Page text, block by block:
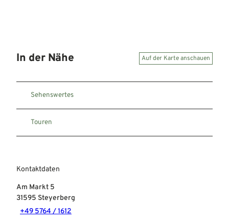
In der Nähe Auf der Karte anschauen
Sehenswertes
Touren
Kontaktdaten
Am Markt 5
31595 Steyerberg
+49 5764 / 1612